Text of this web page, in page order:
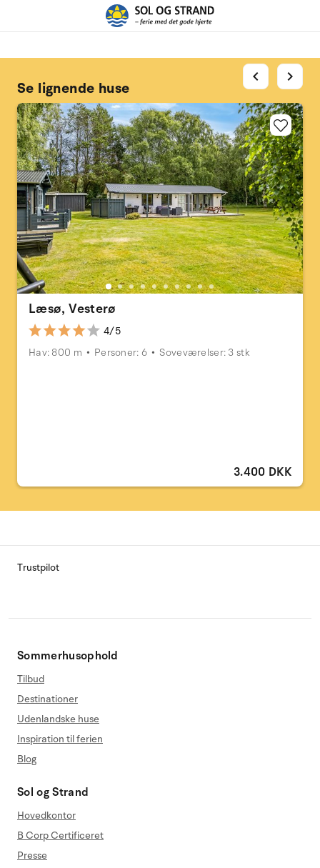
Se lignende huse
Læsø, Vesterø
4/5
Hav: 800 m
Personer: 6 Soveværelser: 3 stk
3.400 DKK
chevron_left chevron_right
Trustpilot
Sommerhusophold
Tilbud
Destinationer
Udenlandske huse
Inspiration til ferien
Blog
Sol og Strand
Hovedkontor
B Corp Certificeret
Presse